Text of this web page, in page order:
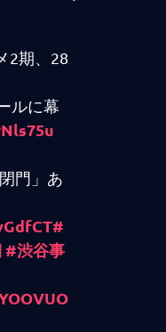
2期、28
ルに幕
門」あ
#
#渋谷事